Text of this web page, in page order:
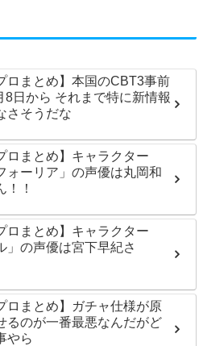
ロまとめ】本国のCBT3事前
8日から それまで特に新情報
さそうだな
ロまとめ】キャラクター
ォーリア」の声優は丸岡和
！！
ロまとめ】キャラクター
」の声優は宮下早紀さ
ロまとめ】ガチャ仕様が原
るのが一番最悪なんだがど
やら